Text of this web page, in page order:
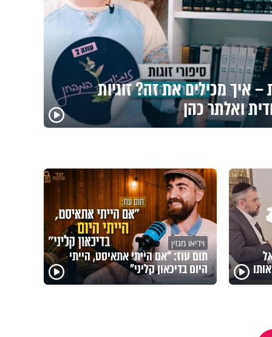
איך מכילים את זה? זוגיות
ואלתר כהן
וידיאו מגזין
תום עוז: "אם הייתי אתאיסט, הייתי
היום בדיכאון קליני"